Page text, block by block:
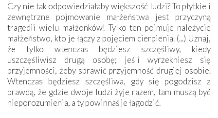
Czy nie tak odpowiedziałaby większość ludzi? To płytkie i
zewnętrzne pojmowanie małżeństwa jest przyczyną
tragedii wielu małżonków! Tylko ten pojmuje należycie
małżeństwo, kto je łączy z pojęciem cierpienia. (...) Uznaj,
że tylko wtenczas będziesz szczęśliwy, kiedy
uszczęśliwisz drugą osobę; jeśli wyrzekniesz się
przyjemności, żeby sprawić przyjemność drugiej osobie.
Wtenczas będziesz szczęśliwa, gdy się pogodzisz z
prawdą, że gdzie dwoje ludzi żyje razem, tam muszą być
nieporozumienia, a ty powinnaś je łagodzić.